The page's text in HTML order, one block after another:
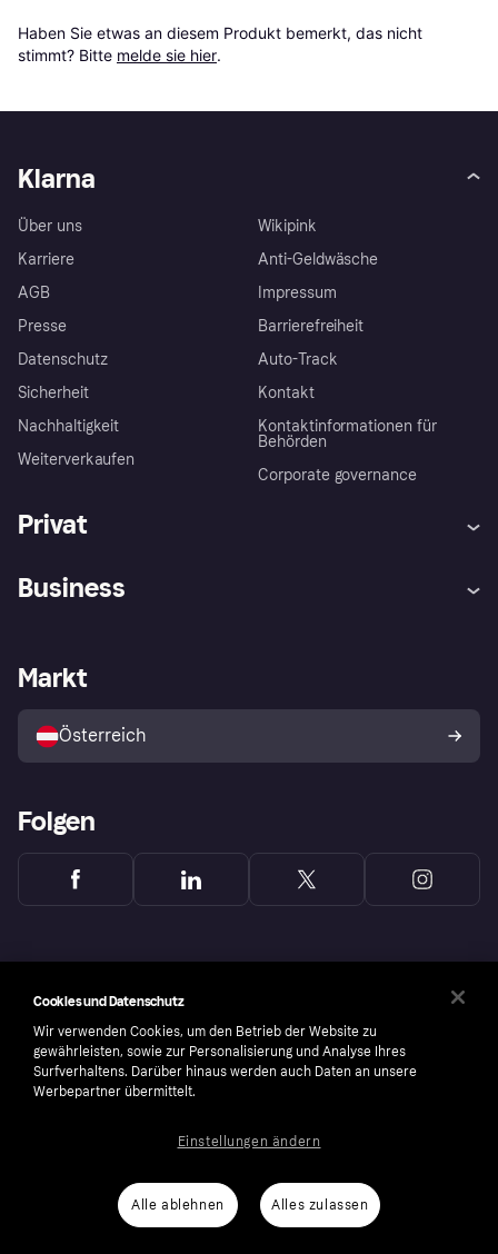
Haben Sie etwas an diesem Produkt bemerkt, das nicht
stimmt? Bitte melde sie hier.
Klarna
Über uns
Karriere
AGB
Presse
Datenschutz
Sicherheit
Nachhaltigkeit
Weiterverkaufen
Wikipink
Anti-Geldwäsche
Impressum
Barrierefreiheit
Auto-Track
Kontakt
Kontaktinformationen für
Behörden
Corporate governance
Privat
Shops entdecken
Business
Händlerportal
Markt
Österreich
Folgen
number: 556737-0431
Cookies Klarna.com
Cookies und Datenschutz
Wir verwenden Cookies, um den Betrieb der Website zu
gewährleisten, sowie zur Personalisierung und Analyse Ihres
Surfverhaltens. Darüber hinaus werden auch Daten an unsere
Werbepartner übermittelt.
Alle ablehnen Alles zulassen
Einstellungen ändern